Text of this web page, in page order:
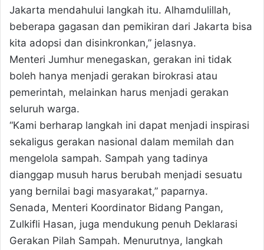
Jakarta mendahului langkah itu. Alhamdulillah,
beberapa gagasan dan pemikiran dari Jakarta bisa
kita adopsi dan disinkronkan,” jelasnya.
Menteri Jumhur menegaskan, gerakan ini tidak
boleh hanya menjadi gerakan birokrasi atau
pemerintah, melainkan harus menjadi gerakan
seluruh warga.
“Kami berharap langkah ini dapat menjadi inspirasi
sekaligus gerakan nasional dalam memilah dan
mengelola sampah. Sampah yang tadinya
dianggap musuh harus berubah menjadi sesuatu
yang bernilai bagi masyarakat,” paparnya.
Senada, Menteri Koordinator Bidang Pangan,
Zulkifli Hasan, juga mendukung penuh Deklarasi
Gerakan Pilah Sampah. Menurutnya, langkah